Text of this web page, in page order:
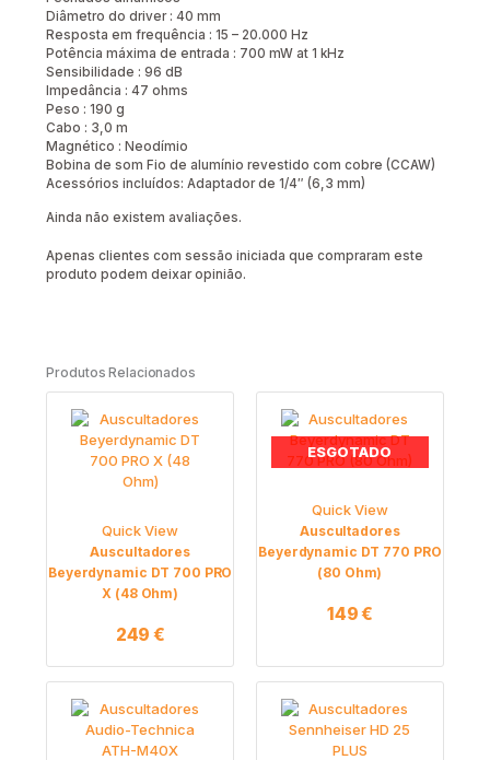
Diâmetro do driver : 40 mm
Resposta em frequência : 15 – 20.000 Hz
Potência máxima de entrada : 700 mW at 1 kHz
Sensibilidade : 96 dB
Impedância : 47 ohms
Peso : 190 g
Cabo : 3,0 m
Magnético : Neodímio
Bobina de som Fio de alumínio revestido com cobre (CCAW)
Acessórios incluídos: Adaptador de 1/4″ (6,3 mm)
Ainda não existem avaliações.
Apenas clientes com sessão iniciada que compraram este
produto podem deixar opinião.
Produtos Relacionados
Quick View
Auscultadores
Beyerdynamic DT 700 PRO
X (48 Ohm)
249 €
ESGOTADO
Quick View
Auscultadores
Beyerdynamic DT 770 PRO
(80 Ohm)
149€